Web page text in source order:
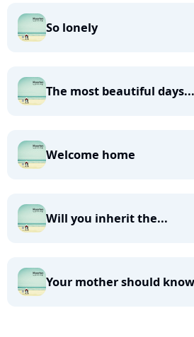
So lonely
The most beautiful days...
Welcome home
Will you inherit the...
Your mother should